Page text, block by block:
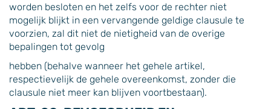
worden besloten en het zelfs voor de rechter niet
mogelijk blijkt in een vervangende geldige clausule te
voorzien, zal dit niet de nietigheid van de overige
bepalingen tot gevolg
hebben (behalve wanneer het gehele artikel,
respectievelijk de gehele overeenkomst, zonder die
clausule niet meer kan blijven voortbestaan).